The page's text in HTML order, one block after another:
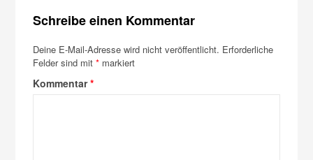
Schreibe einen Kommentar
Deine E-Mail-Adresse wird nicht veröffentlicht. Erforderliche
Felder sind mit* markiert
Kommentar*